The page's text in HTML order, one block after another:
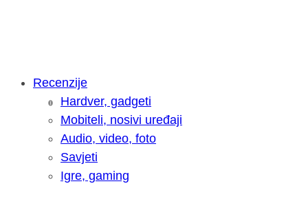
Intervju: Goran Jović, fotograf -
Recenzije
Hardver, gadgeti
Mobiteli, nosivi uređaji
Audio, video, foto
Savjeti
Igre, gaming